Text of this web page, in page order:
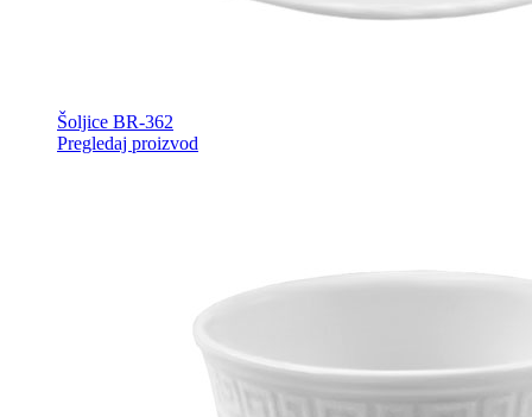
Šoljice BR-362
Pregledaj proizvod